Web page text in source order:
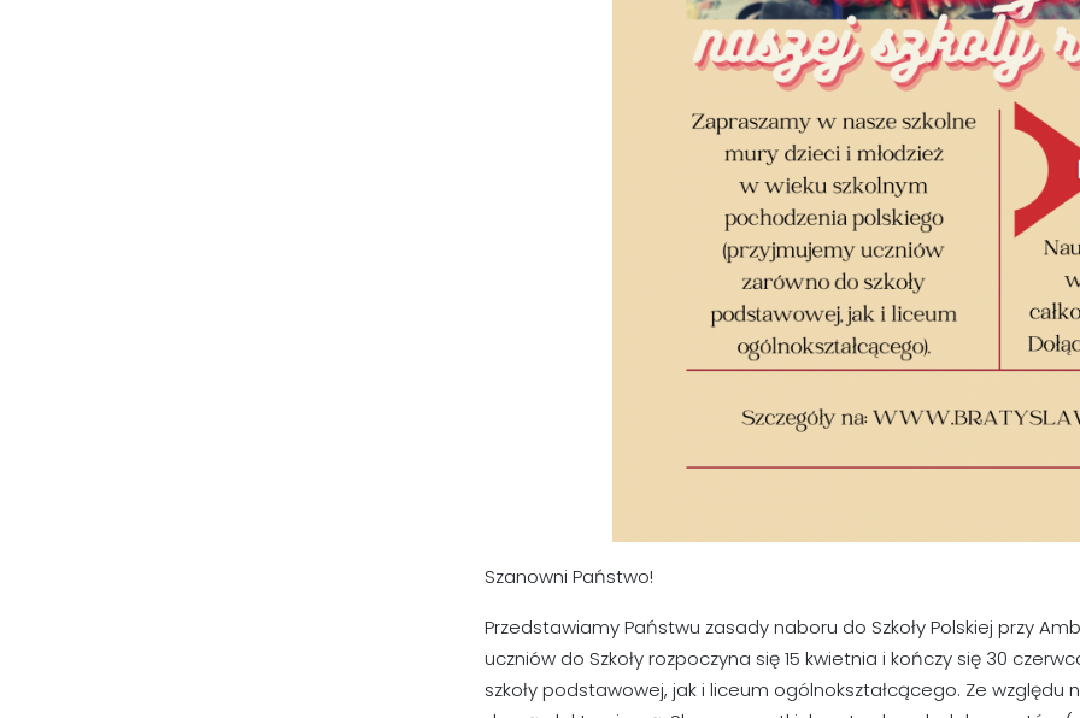
Szanowni Państwo!
Przedstawiamy Państwu zasady naboru do Szkoły Polskiej przy
uczniów do Szkoły rozpoczyna się 15 kwietnia i kończy się 30
szkoły podstawowej, jak i liceum ogólnokształcącego. Ze